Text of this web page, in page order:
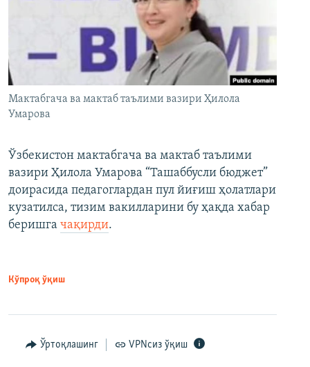
Мактабгача ва мактаб таълими вазири Ҳилола
Умарова
Ўзбекистон мактабгача ва мактаб таълими
вазири Ҳилола Умарова “Ташаббусли бюджет”
доирасида педагоглардан пул йиғиш ҳолатлари
кузатилса, тизим вакилларини бу ҳақда хабар
беришга чақирди.
Кўпроқ ўқиш
Ўртоқлашинг VPNсиз ўқиш